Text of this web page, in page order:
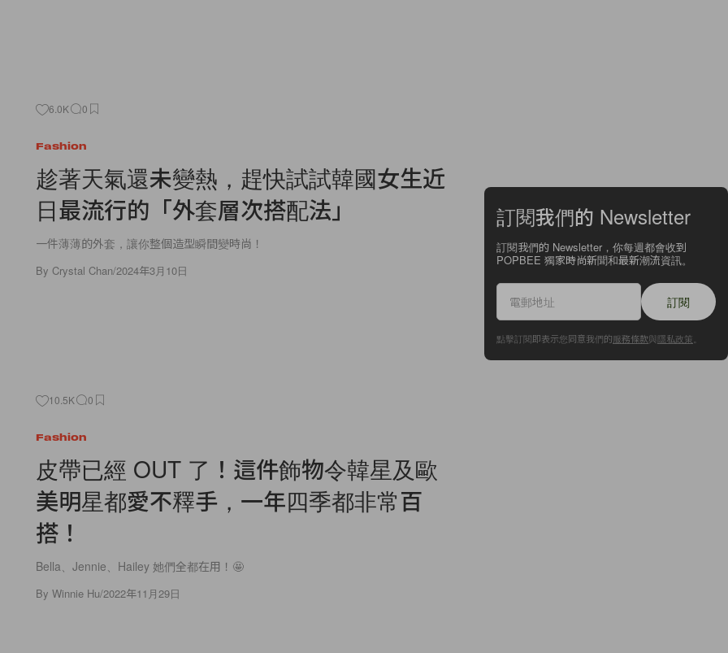
6.0K 0
Fashion
趁著天氣還未變熱，趕快試試韓國女生近
日最流行的「外套層次搭配法」
一件薄薄的外套，讓你整個造型瞬間變時尚！
By Crystal Chan/2024年3月10日
10.5K 0
Fashion
皮帶已經 OUT 了！這件飾物令韓星及歐
美明星都愛不釋手，一年四季都非常百
搭！
Bella、Jennie、Hailey 她們全都在用！🤩
By Winnie Hu/2022年11月29日
訂閱我們的 Newsletter
訂閱我們的 Newsletter，你每週都會收到
POPBEE 獨家時尚新聞和最新潮流資訊。
訂閱
點擊訂閱即表示您同意我們的服務條款與隱私政策